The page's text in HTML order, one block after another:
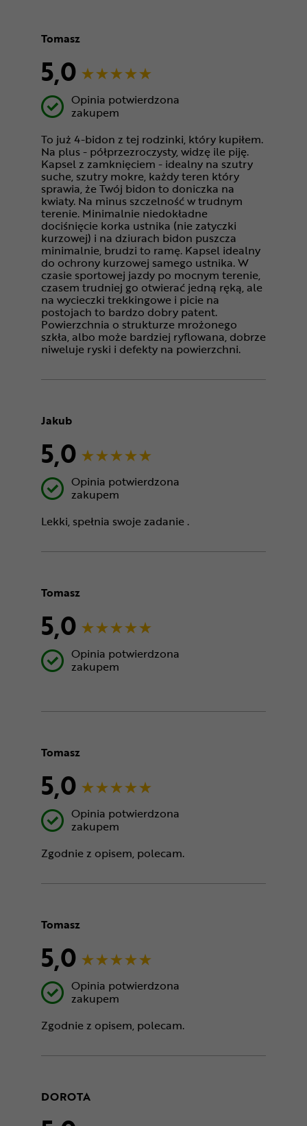
Tomasz
5,0
Opinia potwierdzona
zakupem
To już 4-bidon z tej rodzinki, który kupiłem.
Na plus - półprzezroczysty, widzę ile piję.
Kapsel z zamknięciem - idealny na szutry
suche, szutry mokre, każdy teren który
sprawia, że Twój bidon to doniczka na
kwiaty. Na minus szczelność w trudnym
terenie. Minimalnie niedokładne
dociśnięcie korka ustnika (nie zatyczki
kurzowej) i na dziurach bidon puszcza
minimalnie, brudzi to ramę. Kapsel idealny
do ochrony kurzowej samego ustnika. W
czasie sportowej jazdy po mocnym terenie,
czasem trudniej go otwierać jedną ręką, ale
na wycieczki trekkingowe i picie na
postojach to bardzo dobry patent.
Powierzchnia o strukturze mrożonego
szkła, albo może bardziej ryflowana, dobrze
niweluje ryski i defekty na powierzchni.
Jakub
5,0
Opinia potwierdzona
zakupem
Lekki, spełnia swoje zadanie .
Tomasz
5,0
Opinia potwierdzona
zakupem
Tomasz
5,0
Opinia potwierdzona
zakupem
Zgodnie z opisem, polecam.
Tomasz
5,0
Opinia potwierdzona
zakupem
Zgodnie z opisem, polecam.
DOROTA